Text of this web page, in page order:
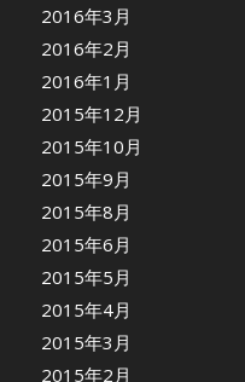
2016年3月
2016年2月
2016年1月
2015年12月
2015年10月
2015年9月
2015年8月
2015年6月
2015年5月
2015年4月
2015年3月
2015年2月